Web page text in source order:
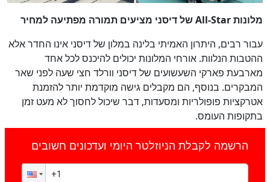
מלונות All-Star של דיסני מציעים תמורה מפתיעה למחיר
עבור רבים, היתרון האמיתי בלינה במלון של דיסני אינו החדר אלא
ההטבות הנלוות. אורחי המלונות יכולים להיכנס לכל אחד
מארבעת פארקי השעשועים של דיסני וורלד חצי שעה לפני שאר
המבקרים. בנוסף, הם מקבלים גישה מוקדמת יותר להזמנת
אטרקציות פופולריות ומסעדות, דבר שיכול לחסוך לא מעט זמן
בתקופות העומס.
הרשמה לקבלת הניוזלטר היומי ועדכונים חשובים